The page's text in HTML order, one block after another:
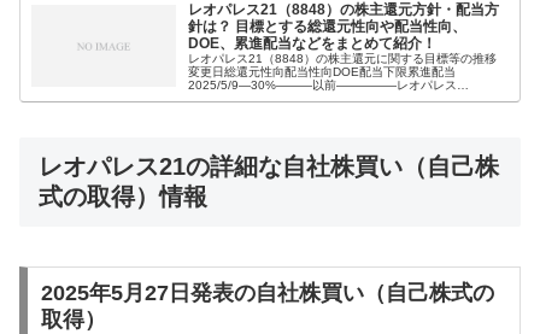
レオパレス21（8848）の株主還元方針・配当方
針は？ 目標とする総還元性向や配当性向、
DOE、累進配当などをまとめて紹介！
レオパレス21（8848）の株主還元に関する目標等の推移
変更日総還元性向配当性向DOE配当下限累進配当
2025/5/9―30%―――以前―――――レオパレス
レオパレス21の詳細な自社株買い（自己株
式の取得）情報
2025年5月27日発表の自社株買い（自己株式の
取得）